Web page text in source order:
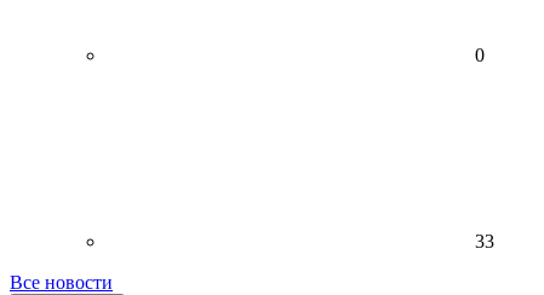
0
33
Все новости